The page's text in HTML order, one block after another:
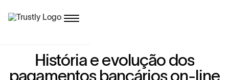
História e evolução dos
pagamentos bancários on-line